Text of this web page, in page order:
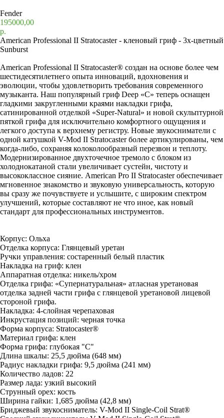
Fender
195000,00
р.
American Professional II Stratocaster - кленовый гриф - 3х-цветный
Sunburst
American Professional II Stratocaster® создан на основе более чем
шестидесятилетнего опыта инноваций, вдохновения и
эволюции, чтобы удовлетворить требования современного
музыканта. Наш популярный гриф Deep «C» теперь оснащен
гладкими закругленными краями накладки грифа,
сатинированной отделкой «Super-Natural» и новой скульптурной
пяткой грифа для исключительно комфортного ощущения и
легкого доступа к верхнему регистру. Новые звукосниматели с
одной катушкой V-Mod II Stratocaster более артикулированы, чем
когда-либо, сохраняя колоколообразный перезвон и теплоту.
Модернизированное двухточечное тремоло с блоком из
холоднокатаной стали увеличивает сустейн, чистоту и
высококлассное сияние. American Pro II Stratocaster обеспечивает
мгновенное знакомство и звуковую универсальность, которую
вы сразу же почувствуете и услышите, с широким спектром
улучшений, которые составляют не что иное, как новый
стандарт для профессиональных инструментов.
Корпус: Ольха
Отделка корпуса: Глянцевый уретан
Ручки управления: состаренный белый пластик
Накладка на гриф: клен
Аппаратная отделка: никель/хром
Отделка грифа: «Супернатуральная» атласная уретановая
отделка задней части грифа с глянцевой уретановой лицевой
стороной грифа.
Накладка: 4-слойная черепаховая
Инкрустация позиций: черная точка
Форма корпуса: Stratocaster®
Материал грифа: клен
Форма грифа: глубокая "С"
Длина шкалы: 25,5 дюйма (648 мм)
Радиус накладки грифа: 9,5 дюйма (241 мм)
Количество ладов: 22
Размер лада: узкий высокий
Струнный орех: кость
Ширина гайки: 1,685 дюйма (42,8 мм)
Бриджевый звукосниматель: V-Mod II Single-Coil Strat®